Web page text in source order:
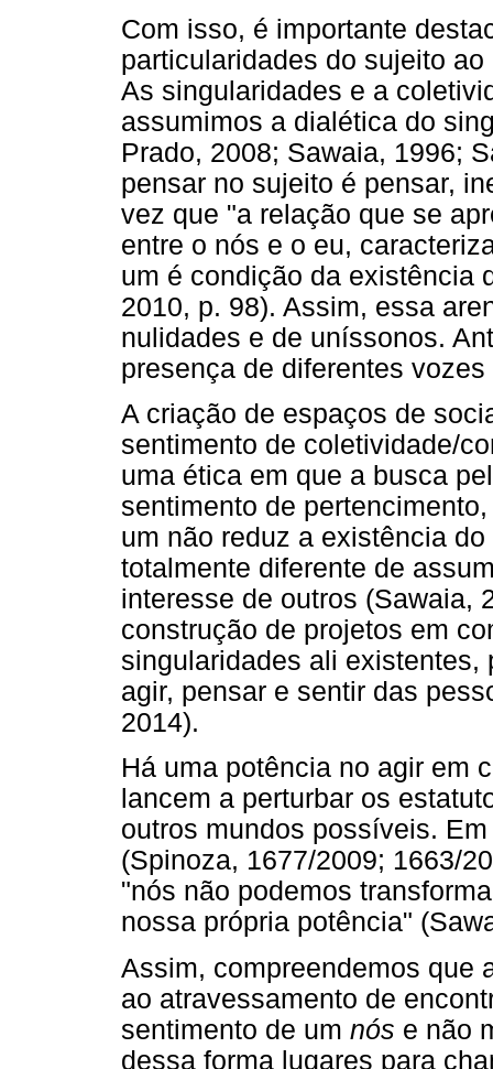
Com isso, é importante
particularidades do sujeito
As singularidades e a
assumimos a dialética do
Prado, 2008; Sawaia, 1996;
pensar no sujeito é pensar,
vez que "a relação que se
entre o nós e o eu,
um é condição da existência
2010, p. 98). Assim, essa
nulidades e de uníssonos.
presença de diferentes
A criação de espaços de
sentimento de coletividade/
uma ética em que a busca
sentimento de
um não reduz a existência
totalmente diferente de
interesse de outros (Sawaia,
construção de projetos em
singularidades ali
agir, pensar e sentir das
2014).
Há uma potência no agir em
lancem a perturbar os
outros mundos possíveis.
(Spinoza, 1677/2009; 1663/
"nós não podemos
nossa própria potência"
Assim, compreendemos que
ao atravessamento de
sentimento de um nós e não
dessa forma lugares para